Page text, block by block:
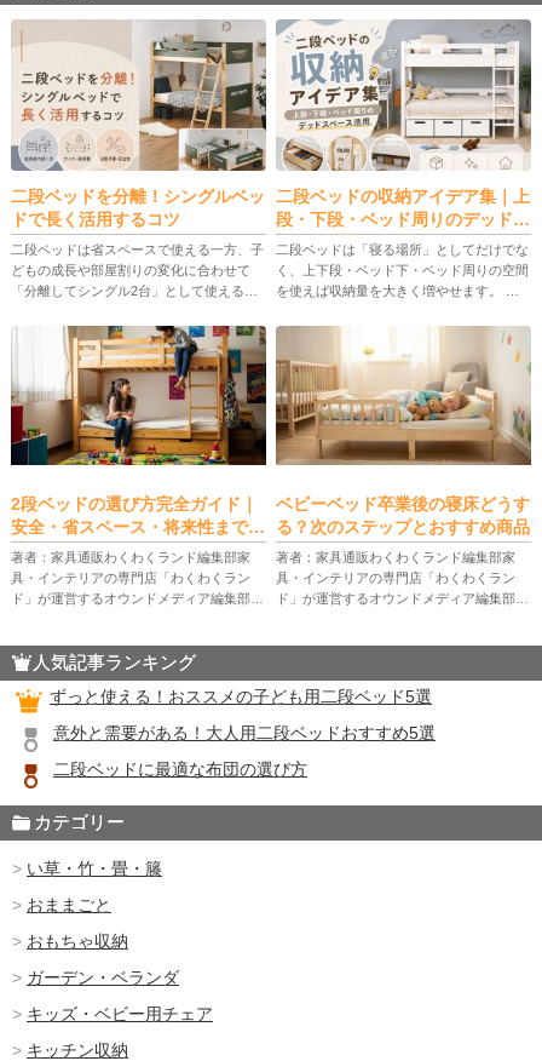
二段ベッドを分離！シングルベッ
ドで長く活用するコツ
二段ベッドは省スペースで使える一方、子
どもの成長や部屋割りの変化に合わせて
「分離してシングル2台」として使えるモ
は、二段ベッドの分離の意味、メリット・
デメリット、選び方、具体的な分割手 […]
二段ベッドの収納アイデア集｜上
段・下段・ベッド周りのデッドス
ペース活用
二段ベッドは「寝る場所」としてだけでな
く、上下段・ベッド下・ベッド周りの空間
を使えば収納量を大きく増やせます。 本
できるデッドスペース収納、便利グッズ、
ベッド選びと安全チェックまでを […]
2段ベッドの選び方完全ガイド｜
安全・省スペース・将来性まで徹
底解説
著者：家具通販わくわくランド編集部家
具・インテリアの専門店「わくわくラン
ド」が運営するオウンドメディア編集部。
る家具選びのコツやインテリアのアイ […]
ベビーベッド卒業後の寝床どうす
る？次のステップとおすすめ商品
著者：家具通販わくわくランド編集部家
具・インテリアの専門店「わくわくラン
ド」が運営するオウンドメディア編集部。
人気記事ランキング
ずっと使える！おススメの子ども用二段ベッド5選
意外と需要がある！大人用二段ベッドおすすめ5選
二段ベッドに最適な布団の選び方
カテゴリー
い草・竹・畳・籐
おままごと
おもちゃ収納
ガーデン・ベランダ
キッズ・ベビー用チェア
キッチン収納